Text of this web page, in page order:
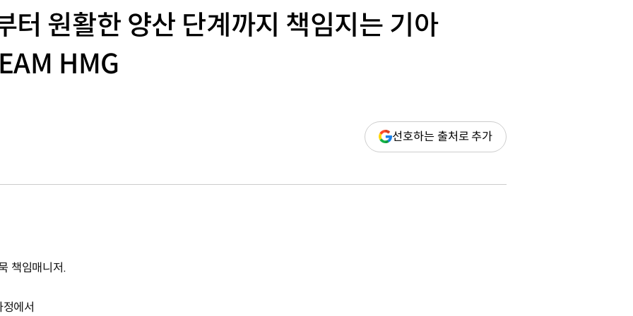
터 원활한 양산 단계까지 책임지는 기아
HMG
선호하는 출처로 추가(새
창
책임매니저.
에서